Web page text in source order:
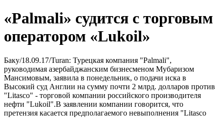
«Palmali» судится с торговым
оператором «Lukoil»
Баку/18.09.17/Turan: Турецкая компания "Palmali",
руководимая азербайджанским бизнесменом Мубаризом
Мансимовым, заявила в понедельник, о подачи иска в
Bысокий суд Англии на сумму почти 2 млрд. долларов против
"Litasco" - торговой компании российского производителя
нефти "Lukoil".B заявлении компании говорится, что
претензия касается предполагаемого невыполнения "Litasco